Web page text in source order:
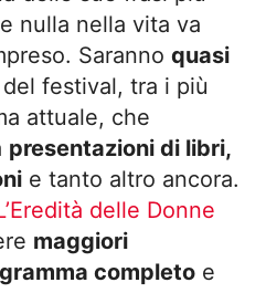
nulla nella vita va
Saranno quasi
del festival, tra i più
attuale, che
presentazioni di libri,
e tanto altro ancora.
delle Donne
maggiori
completo e